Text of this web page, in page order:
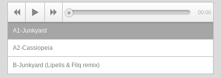
A1-Junkyard
A2-Cassiopeia
B-Junkyard (Lipelis & Filq remix)
00:00